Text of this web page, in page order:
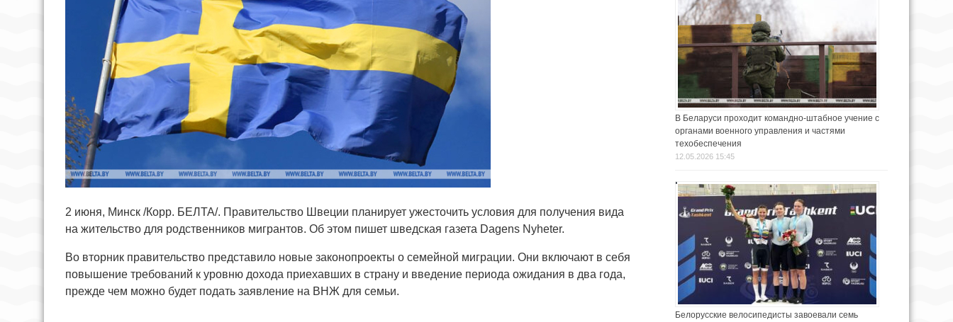
2 июня, Минск /Корр. БЕЛТА/. Правительство Швеции планирует ужесточить условия для получения вида
на жительство для родственников мигрантов. Об этом пишет шведская газета Dagens Nyheter.
Во вторник правительство представило новые законопроекты о семейной миграции. Они включают в себя
повышение требований к уровню дохода приехавших в страну и введение периода ожидания в два года,
прежде чем можно будет подать заявление на ВНЖ для семьи.
В Беларуси проходит командно-штабное учение с
органами военного управления и частями
техобеспечения
12.05.2026 15:45
Белорусские велосипедисты завоевали семь